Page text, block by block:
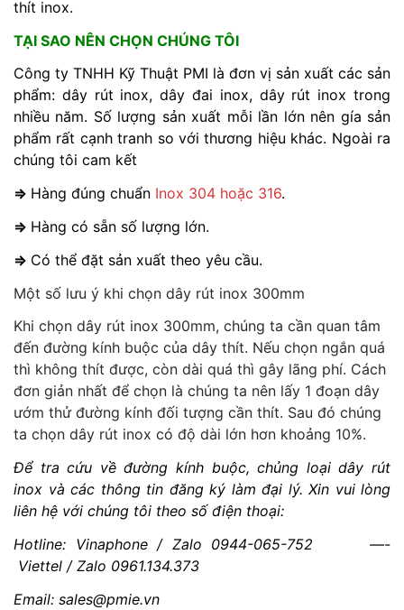
thít inox.
TẠI SAO NÊN CHỌN CHÚNG TÔI
Công ty TNHH Kỹ Thuật PMI là đơn vị sản xuất các sản
phẩm: dây rút inox, dây đai inox, dây rút inox trong
nhiều năm. Số lượng sản xuất mỗi lần lớn nên gía sản
phẩm rất cạnh tranh so với thương hiệu khác. Ngoài ra
chúng tôi cam kết
⇒ Hàng đúng chuẩn Inox 304 hoặc 316.
⇒ Hàng có sẵn số lượng lớn.
⇒ Có thể đặt sản xuất theo yêu cầu.
Một số lưu ý khi chọn dây rút inox 300mm
Khi chọn dây rút inox 300mm, chúng ta cần quan tâm
đến đường kính buộc của dây thít. Nếu chọn ngắn quá
thì không thít được, còn dài quá thì gây lãng phí. Cách
đơn giản nhất để chọn là chúng ta nên lấy 1 đoạn dây
ướm thử đường kính đối tượng cần thít. Sau đó chúng
ta chọn dây rút inox có độ dài lớn hơn khoảng 10%.
Để tra cứu về đường kính buộc, chủng loại dây rút
inox và các thông tin đăng ký làm đại lý. Xin vui lòng
liên hệ với chúng tôi theo số điện thoại:
Hotline: Vinaphone / Zalo 0944-065-752 —-
Viettel / Zalo 0961.134.373
Email: sales@pmie.vn